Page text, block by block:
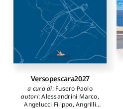
Adriano, Giannantonio
Raffaele
Ladiana Daniela
Lepore Michele,Marano
Antonio,Palestini Caterina,
Pavia Rosario,Pignatti
Lorenzo, Potenza Domenico
Radogna Donatella
Rovigatti Piero,Sepe
Spacone Enrico,Ulisse
Alberto,Urbani Paolo,Vanzi
Ivo, Varagnoli Claudio,
Verazzo Clara
Versopescara2027
a cura di: Fusero Paolo
autori:Alessandrini Marco,
Angelucci Filippo,Angrilli